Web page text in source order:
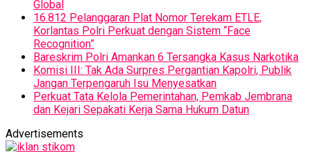
Global
16.812 Pelanggaran Plat Nomor Terekam ETLE,
Korlantas Polri Perkuat dengan Sistem “Face
Recognition”
Bareskrim Polri Amankan 6 Tersangka Kasus Narkotika
Komisi III: Tak Ada Surpres Pergantian Kapolri, Publik
Jangan Terpengaruh Isu Menyesatkan
Perkuat Tata Kelola Pemerintahan, Pemkab Jembrana
dan Kejari Sepakati Kerja Sama Hukum Datun
Advertisements